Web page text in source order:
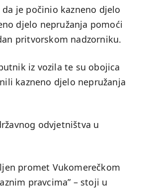
je počinio kazneno djelo
djelo nepružanja pomoći
pritvorskom nadzorniku.
iz vozila te su obojica
kazneno djelo nepružanja
odvjetništva u
promet Vukomerečkom
pravcima” – stoji u